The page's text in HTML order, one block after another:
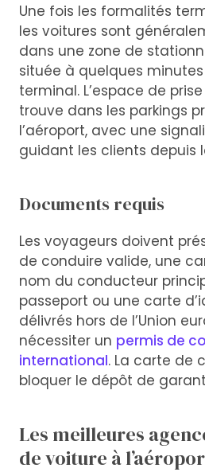
Une fois les formalités
les voitures sont
dans une zone de
située à quelques
terminal. L’espace de
trouve dans les parkings
l’aéroport, avec une
guidant les clients depuis
Documents requis
Les voyageurs doivent
de conduire valide, une
nom du conducteur
passeport ou une carte
délivrés hors de l’Union
nécessiter un permis de
international. La carte de
bloquer le dépôt de
Les meilleures
de voiture à